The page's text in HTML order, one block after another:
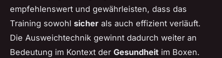
empfehlenswert und gewährleisten, dass das
Training sowohl sicher als auch effizient verläuft.
Die Ausweichtechnik gewinnt dadurch weiter an
Bedeutung im Kontext der Gesundheit im Boxen.